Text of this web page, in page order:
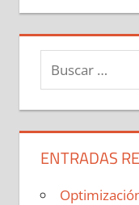
Buscar:
ENTRADAS